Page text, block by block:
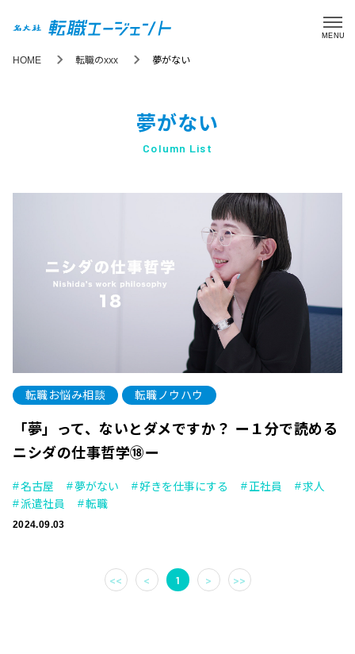
MENU
HOME 転職のxxx 夢がない
夢がない
Column List
転職お悩み相談 転職ノウハウ
「夢」って、ないとダメですか？ ー１分で読める
ニシダの仕事哲学⑱ー
名古屋 夢がない 好きを仕事にする 正社員
求人
派遣社員
転職
2024.09.03
<< < 1 > >>